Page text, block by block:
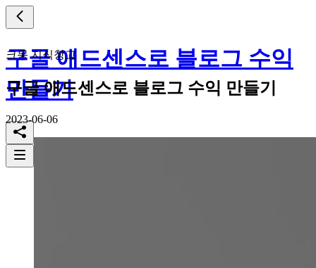
구글 애드센스로 블로그 수익
만들기
크몽 지식창고
구글 애드센스로 블로그 수익 만들기
2023-06-06